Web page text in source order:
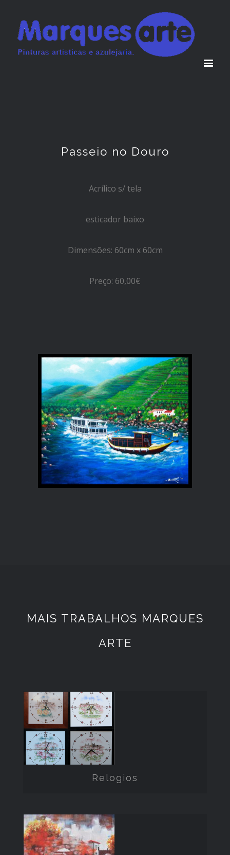
Passeio no Douro
Acrílico s/ tela
esticador baixo
Dimensões: 60cm x 60cm
Preço: 60,00€
MAIS TRABALHOS MARQUES
ARTE
Relogios
Relogios
Porta dos